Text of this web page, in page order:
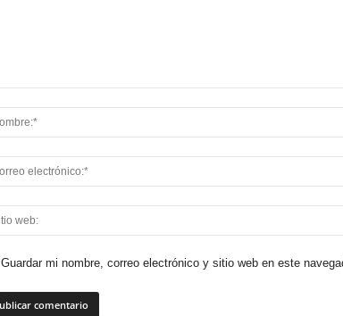
Guardar mi nombre, correo electrónico y sitio web en este